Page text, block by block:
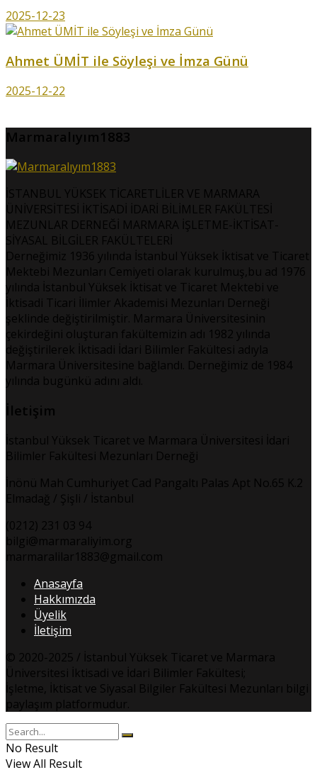
2025-12-23
Ahmet ÜMİT ile Söyleşi ve İmza Günü
2025-12-22
Marmaralıyım1883
İSTANBUL YÜKSEK TİCARETLİLER VE MARMARA
ÜNİVERSİTESİ İKTİSADİ İDARİ BİLİMLER FAKÜLTESİ
MEZUNLAR DERNEĞİ MARMARA İŞLETME-İKTİSAT-
SİYASAL BİLGİLER FAKÜLTELERİ
Derneğimiz 1936 yılında İstanbul Yüksek İktisat ve Ticaret
Mektebi Mezunları Cemiyeti olarak kurulmuş,bu ad 1976
yılında İstanbul Yüksek İktisat ve Ticaret Mektebi ve
İktisadi Ticari İlimler Akademisi Mezunları Derneği
şeklinde değiştirilmiştir. Marmara Üniversitesinin
çekirdeğini oluşturan fakültemizin adı 1982 yılında
değiştirilerek İktisadi İdari Bilimler Fakültesi adıyla
Marmara Üniversitesine bağlandı. Derneğimiz de 1984
yılında bugünkü adını aldı.
İletişim
İstanbul Yüksek Ticaret ve Marmara Üniversitesi İdari
Bilimler Fakültesi Mezunları Derneği
İnönü Mah Cumhuriyet Cad Pangaltı Palas Apt No.65 K.2
Elmadağ / Şişli / İstanbul
(0212) 231 03 94
bilgi@marmaraliyim.org
marmaralilar1883@gmail.com
Anasayfa
Hakkımızda
Üyelik
İletişim
© 2020-2025 / İstanbul Yüksek Ticaret ve Marmara
Üniversitesi İktisadi ve İdari Bilimler Fakültesi;
İşletme, İktisat ve Siyasal Bilgiler Fakültesi Mezunları bilgi
paylaşım platformudur.
No Result
View All Result